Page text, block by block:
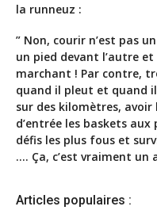
la runneuz :
” Non, courir n’est pas
un pied devant l’autre et
marchant ! Par contre,
quand il pleut et quand
sur des kilomètres,
d’entrée les baskets
défis les plus fous et
…. Ça, c’est vraiment un
Articles populaires :